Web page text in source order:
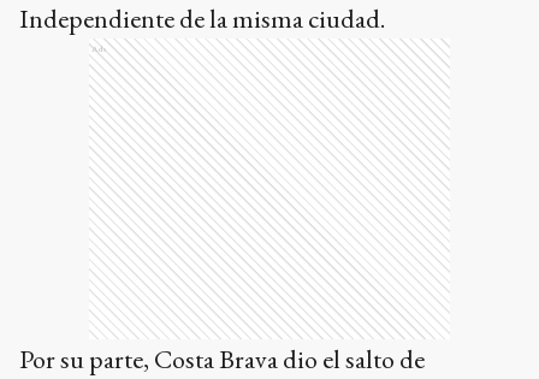
Independiente de la misma ciudad.
Ads
Por su parte, Costa Brava dio el salto de